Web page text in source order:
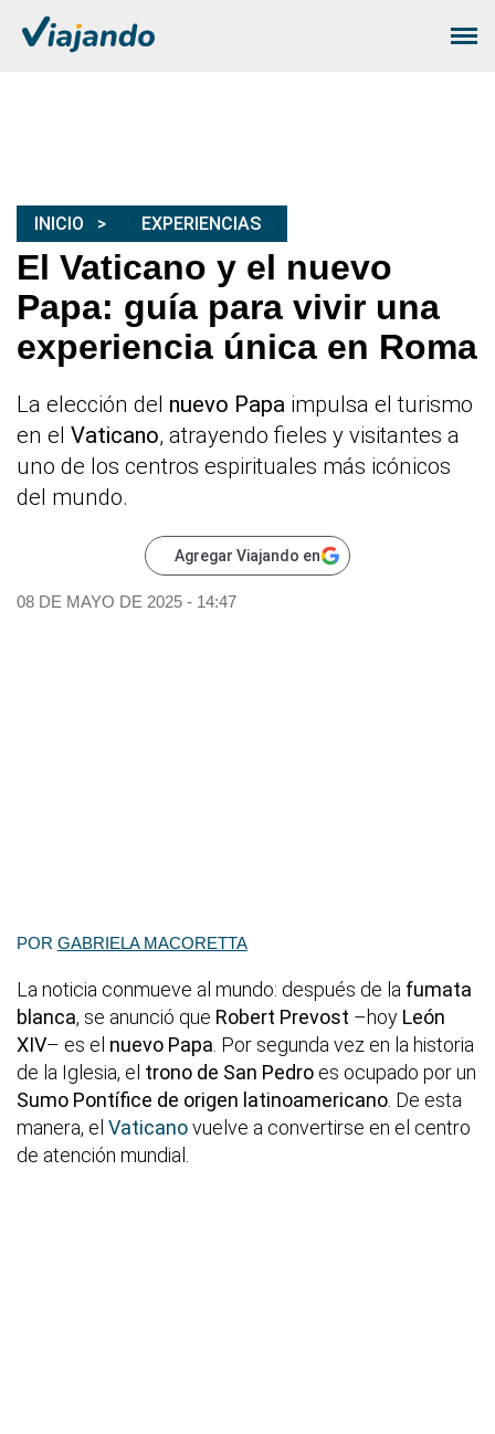
INICIO EXPERIENCIAS
El Vaticano y el nuevo
Papa: guía para vivir una
experiencia única en Roma
La elección del nuevo Papa impulsa el turismo
en el Vaticano, atrayendo fieles y visitantes a
uno de los centros espirituales más icónicos
del mundo.
Agregar Viajando en
08 DE MAYO DE 2025 - 14:47
POR GABRIELA MACORETTA
La noticia conmueve al mundo: después de la fumata
blanca, se anunció que Robert Prevost –hoy León
XIV– es el nuevo Papa . Por segunda vez en la historia
de la Iglesia, el trono de San Pedro es ocupado por un
Sumo Pontífice de origen latinoamericano . De esta
manera, el Vaticanovuelve a convertirse en el centro
de atención mundial.